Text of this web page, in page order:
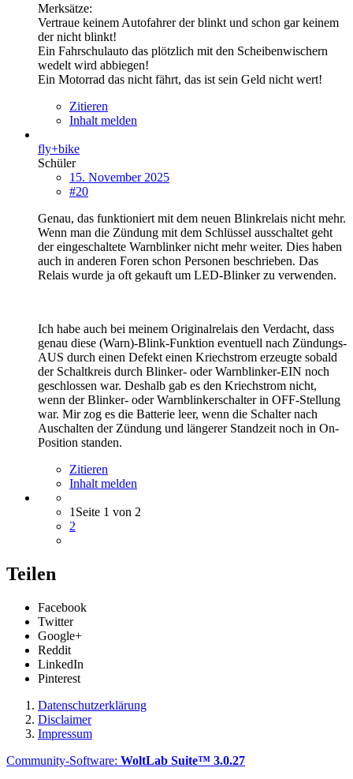
Merksätze:
Vertraue keinem Autofahrer der blinkt und schon gar keinem
der nicht blinkt!
Ein Fahrschulauto das plötzlich mit den Scheibenwischern
wedelt wird abbiegen!
Ein Motorrad das nicht fährt, das ist sein Geld nicht wert!
Zitieren
Inhalt melden
fly+bike
Schüler
15. November 2025
#20
Genau, das funktioniert mit dem neuen Blinkrelais nicht mehr.
Wenn man die Zündung mit dem Schlüssel ausschaltet geht
der eingeschaltete Warnblinker nicht mehr weiter. Dies haben
auch in anderen Foren schon Personen beschrieben. Das
Relais wurde ja oft gekauft um LED-Blinker zu verwenden.
Ich habe auch bei meinem Originalrelais den Verdacht, dass
genau diese (Warn)-Blink-Funktion eventuell nach Zündungs-
AUS durch einen Defekt einen Kriechstrom erzeugte sobald
der Schaltkreis durch Blinker- oder Warnblinker-EIN noch
geschlossen war. Deshalb gab es den Kriechstrom nicht,
wenn der Blinker- oder Warnblinkerschalter in OFF-Stellung
war. Mir zog es die Batterie leer, wenn die Schalter nach
Auschalten der Zündung und längerer Standzeit noch in On-
Position standen.
Zitieren
Inhalt melden
1 Seite 1 von 2
2
Teilen
Facebook
Twitter
Google+
Reddit
LinkedIn
Pinterest
Datenschutzerklärung
Disclaimer
Impressum
Community-Software: WoltLab Suite™ 3.0.27